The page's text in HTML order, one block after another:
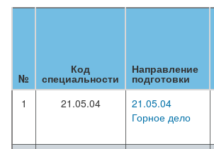
№
Код
специальности
Направление
подготовки
1 21.05.04
21.05.04
Горное дело